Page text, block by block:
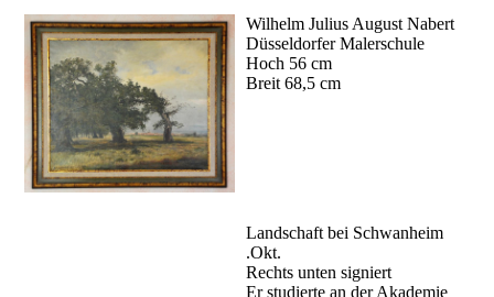
Wilhelm Julius August Nabert
Düsseldorfer Malerschule
Hoch 56 cm
Breit 68,5 cm
Landschaft bei Schwanheim
.Okt.
Rechts unten signiert
Er studierte an der Akademie